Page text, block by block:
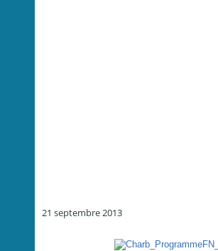
21 septembre 2013